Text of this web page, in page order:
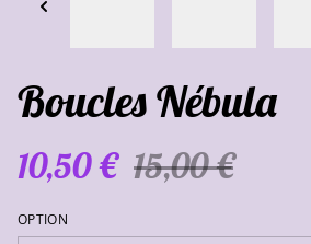
Boucles Nébula
10,50 € 15,00 €
OPTION